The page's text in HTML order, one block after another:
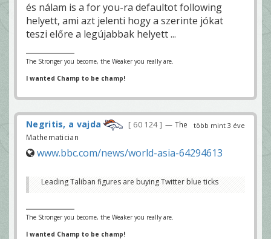
és nálam is a for you-ra defaultot following
helyett, ami azt jelenti hogy a szerinte jókat
teszi előre a legújabbak helyett ...
The Stronger you become, the Weaker you really are.
I wanted Champ to be champ!
több mint 3 éve
Negritis, a vajda 60 124
— The
Mathematician
www.bbc.com/news/world-asia-64294613
Leading Taliban figures are buying Twitter blue ticks
The Stronger you become, the Weaker you really are.
I wanted Champ to be champ!